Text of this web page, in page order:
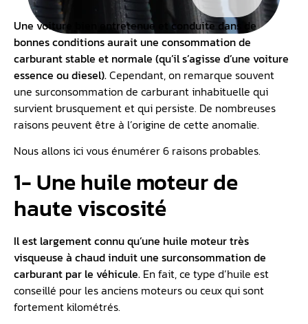
Une voiture bien entretenue et conduite dans de
bonnes conditions aurait une consommation de
carburantstable et normale (qu’il s’agisse d’une voiture
essence ou diesel).Cependant, on remarque souvent
une surconsommation de carburant inhabituelle qui
survient brusquement et qui persiste. De nombreuses
raisons peuvent être à l’origine de cette anomalie.
Nous allons ici vous énumérer 6 raisons probables.
1- Une huile moteur de
haute viscosité
Il est largement connu qu’une huile moteur très
visqueuse à chaud induit une surconsommation de
carburant par le véhicule. En fait, ce type d’huile est
conseillé pour les anciens moteurs ou ceux qui sont
fortement kilométrés.